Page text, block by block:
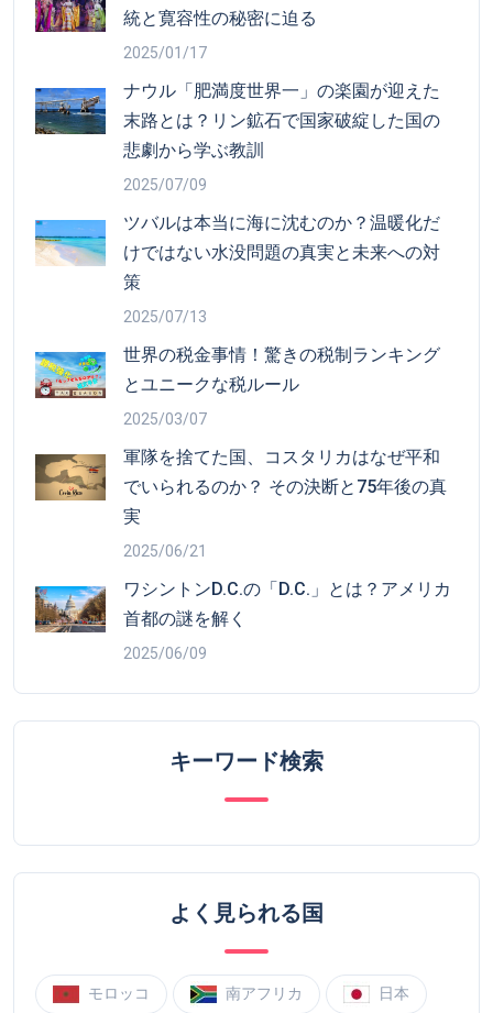
統と寛容性の秘密に迫る
2025/01/17
ナウル「肥満度世界一」の楽園が迎えた
末路とは？リン鉱石で国家破綻した国の
悲劇から学ぶ教訓
2025/07/09
ツバルは本当に海に沈むのか？温暖化だ
けではない水没問題の真実と未来への対
策
2025/07/13
世界の税金事情！驚きの税制ランキング
とユニークな税ルール
2025/03/07
軍隊を捨てた国、コスタリカはなぜ平和
でいられるのか？ その決断と75年後の真
実
2025/06/21
ワシントンD.C.の「D.C.」とは？アメリカ
首都の謎を解く
2025/06/09
キーワード検索
よく見られる国
モロッコ 南アフリカ 日本